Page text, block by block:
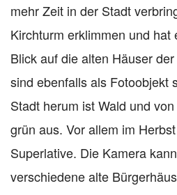
mehr Zeit in der Stadt
Kirchturm erklimmen und hat
Blick auf die alten Häuser
sind ebenfalls als Fotoobjekt
Stadt herum ist Wald und
grün aus. Vor allem im
Superlative. Die Kamera
verschiedene alte